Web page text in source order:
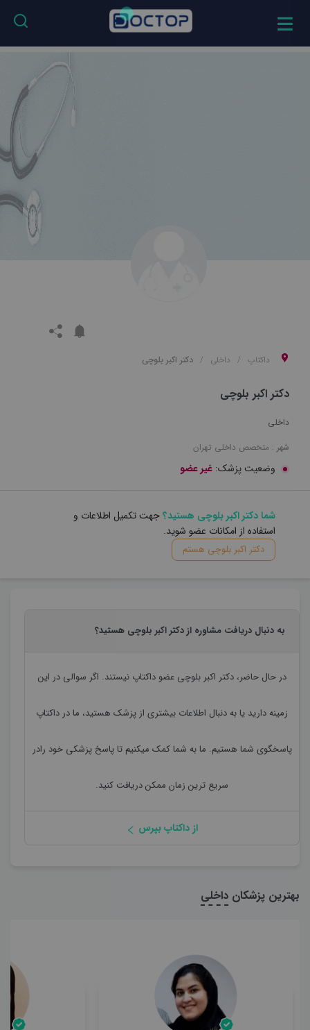
داکتاپ داخلی دکتر اکبر بلوچی
دکتر اکبر بلوچی
داخلی
شهر : متخصص داخلی تهران
وضعیت پزشک: غیر عضو
شما دکتر اکبر بلوچی هستید؟جهت تکمیل اطلاعات و
استفاده از امکانات عضو شوید.
دکتر اکبر بلوچی هستم
به دنبال دریافت مشاوره از دکتر اکبر بلوچی هستید؟
در حال حاضر،دکتر اکبر بلوچی عضو داکتاپ نیستند. اگر سوالی در این
زمینه دارید یا به دنبال اطلاعات بیشتری از پزشک هستید، ما در داکتاپ
پاسخگوی شما هستیم. ما به شما کمک میکنیم تا پاسخ پزشکی خود رادر
سریع ترین زمان ممکن دریافت کنید.
از داکتاپ بپرس
بهترین پزشکان داخلی